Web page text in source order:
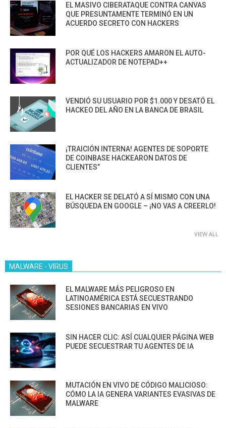
EL MASIVO CIBERATAQUE CONTRA CANVAS
QUE PRESUNTAMENTE TERMINÓ EN UN
ACUERDO SECRETO CON HACKERS
POR QUÉ LOS HACKERS AMARON EL AUTO-
ACTUALIZADOR DE NOTEPAD++
VENDIÓ SU USUARIO POR $1.000 Y DESATÓ EL
HACKEO DEL AÑO EN LA BANCA DE BRASIL
¡TRAICIÓN INTERNA! AGENTES DE SOPORTE
DE COINBASE HACKEARON DATOS DE
CLIENTES”
EL HACKER SE DELATÓ A SÍ MISMO CON UNA
BÚSQUEDA EN GOOGLE – ¡NO VAS A CREERLO!
VIEW ALL
MALWARE - VIRUS
EL MALWARE MÁS PELIGROSO EN
LATINOAMÉRICA ESTÁ SECUESTRANDO
SESIONES BANCARIAS EN VIVO
SIN HACER CLIC: ASÍ CUALQUIER PÁGINA WEB
PUEDE SECUESTRAR TU AGENTES DE IA
MUTACIÓN EN VIVO DE CÓDIGO MALICIOSO:
CÓMO LA IA GENERA VARIANTES EVASIVAS DE
MALWARE